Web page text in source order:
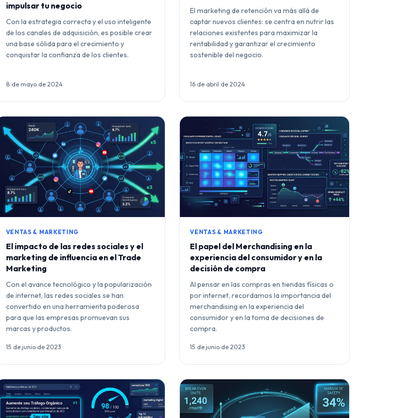
impulsar tu negocio
Con la estrategia correcta y el uso inteligente
de los canales de adquisición, es posible crear
una base sólida para el crecimiento y
conquistar la confianza de los clientes.
8 de mayo de 2024
El marketing de retención va más allá de
captar nuevos clientes: se centra en nutrir las
relaciones existentes para maximizar la
rentabilidad y garantizar el crecimiento
sostenible del negocio.
16 de abril de 2024
VENTAS & MARKETING
El impacto de las redes sociales y el
marketing de influencia en el Trade
Marketing
Con el avance tecnológico y la popularización
de internet, las redes sociales se han
convertido en una herramienta poderosa
para que las empresas promuevan sus
marcas y productos.
15 de junio de 2023
VENTAS & MARKETING
El papel del Merchandising en la
experiencia del consumidor y en la
decisión de compra
Al pensar en las compras en tiendas físicas o
por internet, recordamos la importancia del
merchandising en la experiencia del
consumidor y en la toma de decisiones de
compra.
15 de junio de 2023